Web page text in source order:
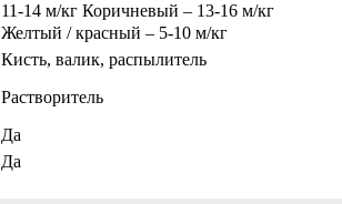
11-14 м/кг Коричневый – 13-16 м/кг
Желтый / красный – 5-10 м/кг
Кисть, валик, распылитель
Растворитель
Да
Да